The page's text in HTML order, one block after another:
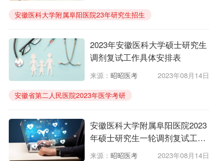
安徽医科大学附属阜阳医院23年研究生招生
2023年安徽医科大学硕士研究生
调剂复试工作具体安排表
来源： 昭昭医考 2023年08月14日
安徽省第二人民医院2023年医学考研
安徽省第二人民医院临床招生
安徽医科大学附属阜阳医院2023
年硕士研究生一轮调剂复试工作
具体安排
来源： 昭昭医考 2023年08月14日